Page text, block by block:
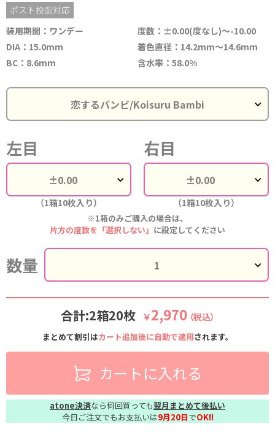
ポスト投函対応
装用期間：ワンデー
度数：±0.00(度なし)～-10.00
DIA：15.0mm
着色直径：14.2mm～14.6mm
BC：8.6mm
含水率：58.0%
左目
（1箱10枚入り）
右目
（1箱10枚入り）
※1箱のみご購入の場合は、
片方の度数を「選択しない」 に設定してください
数量
合計:2箱20枚 ￥2,970 （税込）
まとめて割引はカート追加後に自動で適用されます。
カートに入れる
atone決済なら何回買っても翌月まとめて後払い
今日ご注文でもお支払いは9月20日でOK!!